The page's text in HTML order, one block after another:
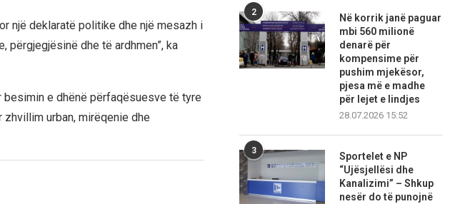
një deklaratë politike dhe një mesazh i
përgjegjësinë dhe të ardhmen”, ka
e dhënë përfaqësuesve të tyre
urban, mirëqenie dhe
2
Në korrik janë paguar
mbi 560 milionë
denarë për
kompensime për
pushim mjekësor,
pjesa më e madhe
për lejet e lindjes
28.07.2026 15:52
3
Sportelet e NP
“Ujësjellësi dhe
Kanalizimi” – Shkup
nesër do të punojnë